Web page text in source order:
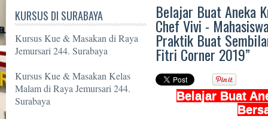
KURSUS DI SURABAYA
Kursus Kue & Masakan di Raya
Jemursari 244. Surabaya
Kursus Kue & Masakan Kelas
Malam di Raya Jemursari 244.
Surabaya
Belajar Buat Aneka
Chef Vivi -
Praktik Buat
Fitri Corner 2019”
Belajar Buat